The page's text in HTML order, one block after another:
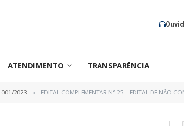
ATENDIMENTO TRANSPARÊNCIA
001/2023 » EDITAL COMPLEMENTAR N° 25 – EDITAL DE NÃO